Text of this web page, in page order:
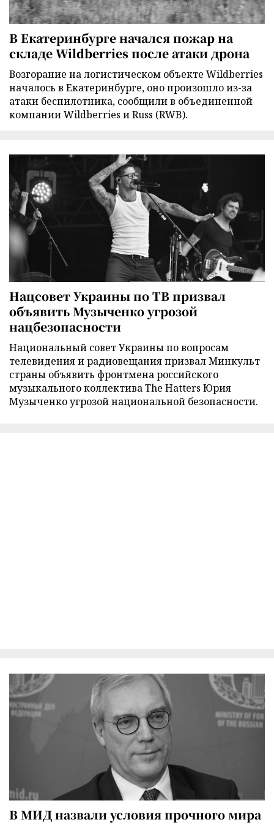
В Екатеринбурге начался пожар на
складе Wildberries после атаки дрона
Возгорание на логистическом объекте Wildberries
началось в Екатеринбурге, оно произошло из-за
атаки беспилотника, сообщили в объединенной
компании Wildberries и Russ (RWB).
Нацсовет Украины по ТВ призвал
объявить Музыченко угрозой
нацбезопасности
Национальный совет Украины по вопросам
телевидения и радиовещания призвал Минкульт
страны объявить фронтмена российского
музыкального коллектива The Hatters Юрия
Музыченко угрозой национальной безопасности.
В МИД назвали условия прочного мира